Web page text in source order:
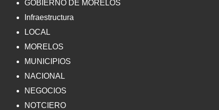
GOBIERNO DE MORELOS
Infraestructura
LOCAL
MORELOS
MUNICIPIOS
NACIONAL
NEGOCIOS
NOTCIERO